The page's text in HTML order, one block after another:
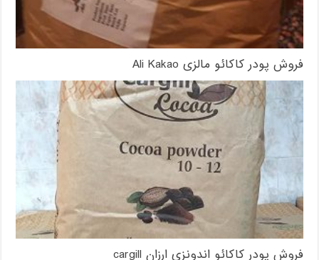
فروش پودر کاکائو مالزی Ali Kakao
فروش پودر کاکائو اندونزی ارزان cargill